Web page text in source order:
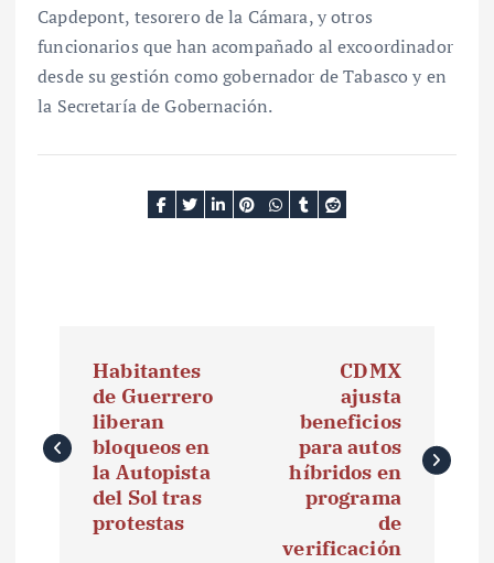
Capdepont, tesorero de la Cámara, y otros
funcionarios que han acompañado al excoordinador
desde su gestión como gobernador de Tabasco y en
la Secretaría de Gobernación.
v
Habitantes
de Guerrero
liberan
bloqueos en
la Autopista
del Sol tras
protestas
CDMX
ajusta
beneficios
para autos
híbridos en
programa
de
verificación